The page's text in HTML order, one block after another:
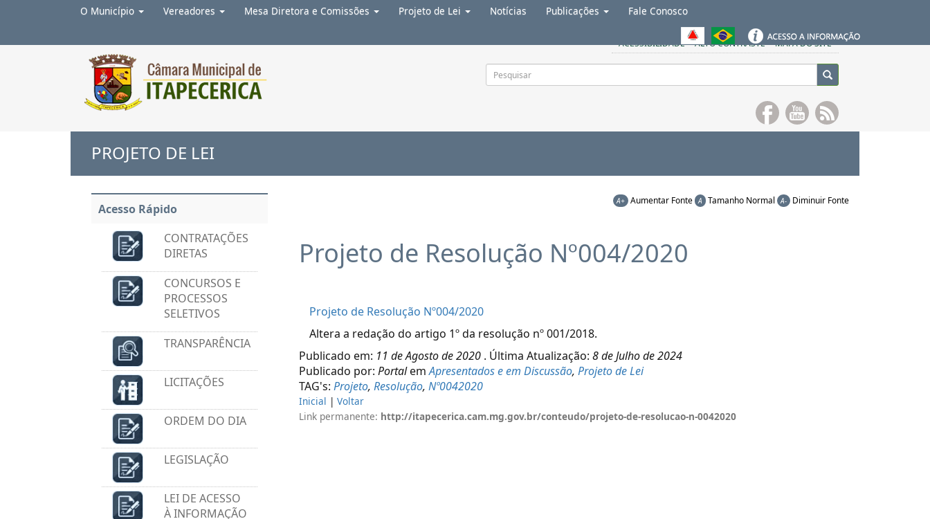
O Município Vereadores Mesa Diretora e Comissões Projeto de Lei Notícias Publicações Fale Conosco
ACESSIBILIDADE ALTO CONTRASTE MAPA DO SITE
PROJETO DE LEI
A+ Aumentar Fonte A Tamanho Normal A- Diminuir Fonte
Projeto de Resolução Nº004/2020
Projeto de Resolução Nº004/2020
Altera a redação do artigo 1º da resolução nº 001/2018.
Publicado em: 11 de Agosto de 2020 . Última Atualização: 8 de Julho de 2024
Publicado por: PortalemApresentados e em Discussão, Projeto de Lei
TAG's: Projeto, Resolução, Nº0042020
Inicial | Voltar
Link permanente: http://itapecerica.cam.mg.gov.br/conteudo/projeto-de-resolucao-n-0042020
Acesso Rápido
CONTRATAÇÕES
DIRETAS
CONCURSOS E
PROCESSOS
SELETIVOS
TRANSPARÊNCIA
LICITAÇÕES
ORDEM DO DIA
LEGISLAÇÃO
LEI DE ACESSO
À INFORMAÇÃO